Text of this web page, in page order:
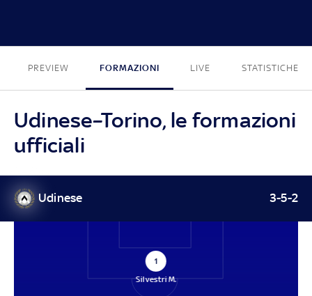
PREVIEW FORMAZIONI LIVE STATISTICHE
Udinese–Torino, le formazioni
ufficiali
Udinese 3-5-2
1
Silvestri M.